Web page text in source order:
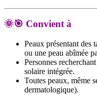
🌞🎯 Convient à
Peaux présentant des
ou une peau abîmée
Personnes
solaire intégrée.
Toutes peaux, même
dermatologique).